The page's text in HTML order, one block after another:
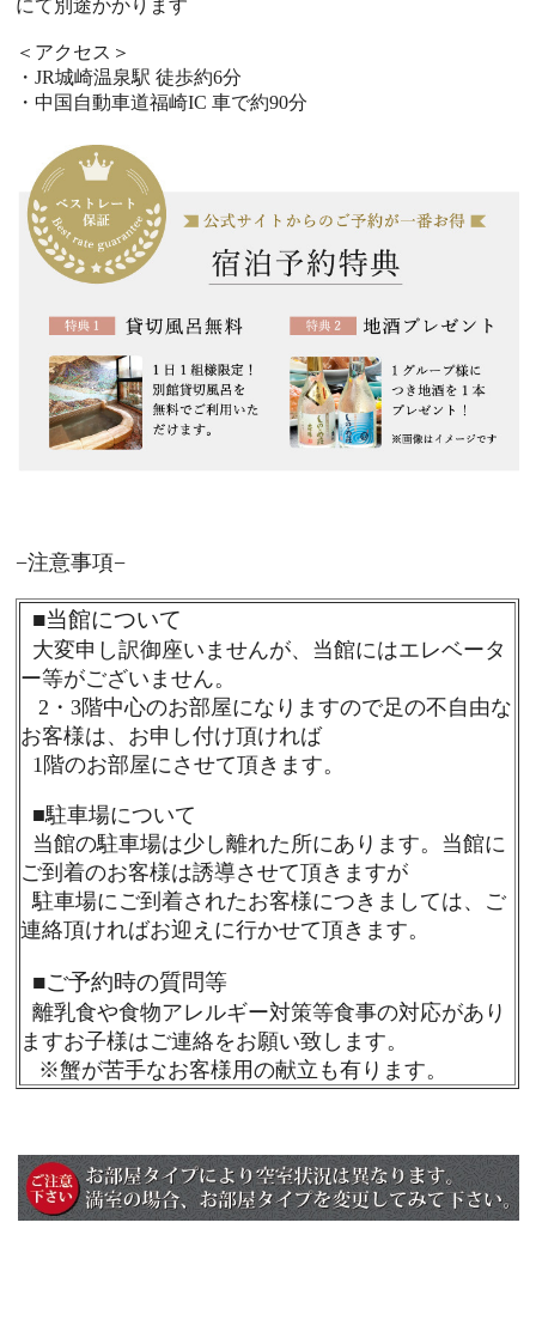
にて別途かかります
＜アクセス＞
・JR城崎温泉駅 徒歩約6分
・中国自動車道福崎IC 車で約90分
−注意事項−
■当館について
大変申し訳御座いませんが、当館にはエレベータ
ー等がございません。
2・3階中心のお部屋になりますので足の不自由な
お客様は、お申し付け頂ければ
1階のお部屋にさせて頂きます。
■駐車場について
当館の駐車場は少し離れた所にあります。当館に
ご到着のお客様は誘導させて頂きますが
駐車場にご到着されたお客様につきましては、ご
連絡頂ければお迎えに行かせて頂きます。
■ご予約時の質問等
離乳食や食物アレルギー対策等食事の対応があり
ますお子様はご連絡をお願い致します。
※蟹が苦手なお客様用の献立も有ります。